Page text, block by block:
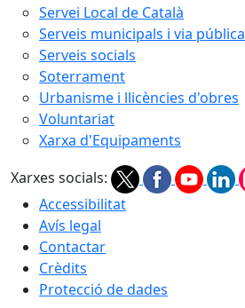
Servei Local de Català
Serveis municipals i via pública
Serveis socials
Soterrament
Urbanisme i llicències d'obres
Voluntariat
Xarxa d'Equipaments
Xarxes socials:
Accessibilitat
Avís legal
Contactar
Crèdits
Protecció de dades